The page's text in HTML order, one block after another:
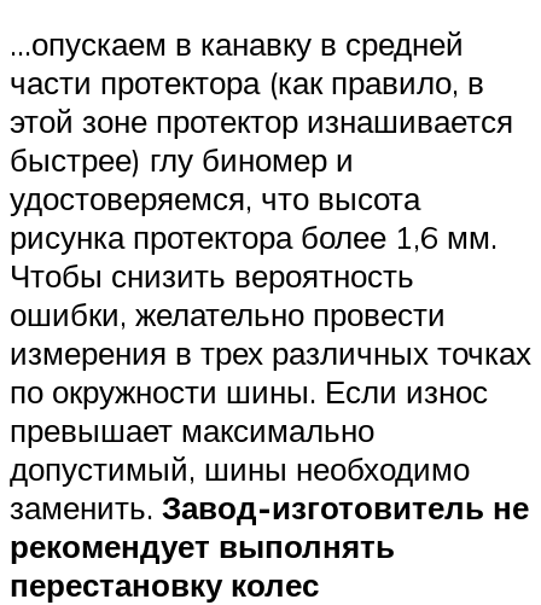
…опускаем в канавку в средней
части протектора (как правило, в
этой зоне протектор изнашивается
быстрее) глу биномер и
удостоверяемся, что высота
рисунка протектора более 1,6 мм.
Чтобы снизить вероятность
ошибки, желательно провести
измерения в трех различных точках
по окружности шины. Если износ
превышает максимально
допустимый, шины необходимо
заменить. Завод-изготовитель не
рекомендует выполнять
перестановку колес